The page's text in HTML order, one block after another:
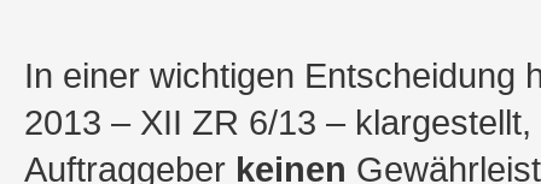
In einer wichtigen Entscheidung
2013 – XII ZR 6/13 –
Auftraggeber keinen